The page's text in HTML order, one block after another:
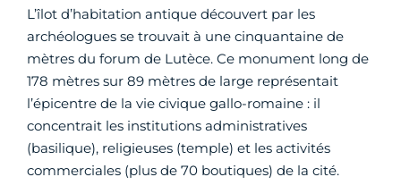
L’îlot d’habitation antique découvert par les
archéologues se trouvait à une cinquantaine de
mètres du forum de Lutèce. Ce monument long de
178 mètres sur 89 mètres de large représentait
l’épicentre de la vie civique gallo-romaine : il
concentrait les institutions administratives
(basilique), religieuses (temple) et les activités
commerciales (plus de 70 boutiques) de la cité.